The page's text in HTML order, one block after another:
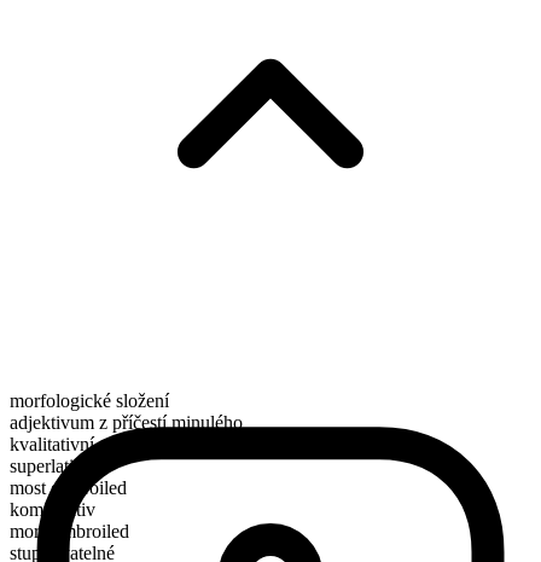
morfologické složení
adjektivum z příčestí minulého
kvalitativní
superlativ
most embroiled
komparativ
more embroiled
stupňovatelné